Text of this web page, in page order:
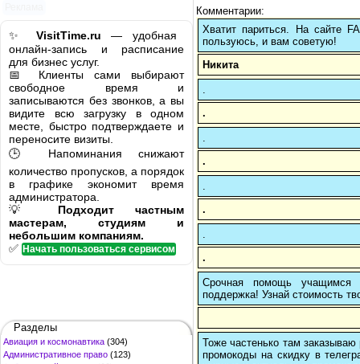
✨ VisitTime.ru — удобная
онлайн-запись и расписание
для бизнес услуг.
📅 Клиенты сами выбирают
свободное время и
записываются без звонков, а вы
видите всю загрузку в одном
месте, быстро подтверждаете и
переносите визиты.
🕒 Напоминания снижают
количество пропусков, а порядок
в графике экономит время
администратора.
💡 Подходит частным
мастерам, студиям и
небольшим компаниям.
✅ Начать пользоваться сервисом
Разделы
Авиация и космонавтика (304)
Административное право (123)
Комментарии:
Хватит париться. На сайте
пользуюсь, и вам советую!
Никита
.
.
.
.
Срочная помощь учащимся в
поддержка! Узнай стоимость
Тоже частенько там
промокоды на скидку в